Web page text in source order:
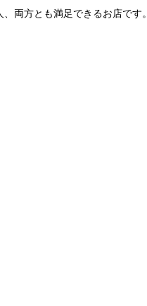
両方とも満足できるお店です。